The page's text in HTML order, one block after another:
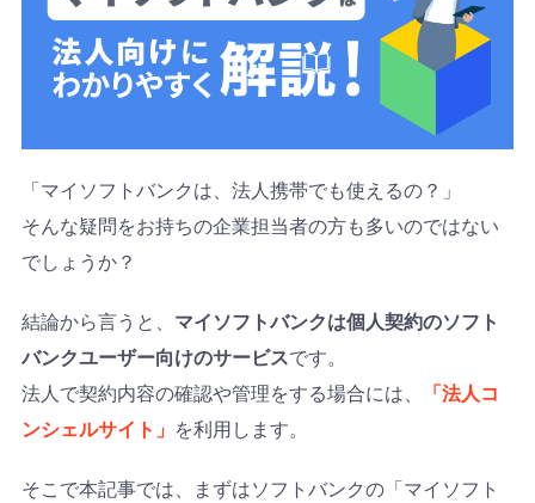
「マイソフトバンクは、法人携帯でも使えるの？」
そんな疑問をお持ちの企業担当者の方も多いのではない
でしょうか？
結論から言うと、 マイソフトバンクは個人契約のソフト
バンクユーザー向けのサービスです。
法人で契約内容の確認や管理をする場合には、
「法人コ
ンシェルサイト」 を利用します。
そこで本記事では、まずはソフトバンクの「マイソフト